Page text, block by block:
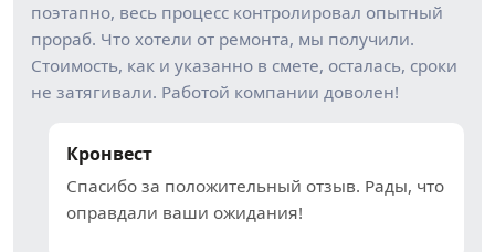
поэтапно, весь процесс контролировал опытный
прораб. Что хотели от ремонта, мы получили.
Стоимость, как и указанно в смете, осталась, сроки
не затягивали. Работой компании доволен!
Кронвест
Спасибо за положительный отзыв. Рады, что
оправдали ваши ожидания!